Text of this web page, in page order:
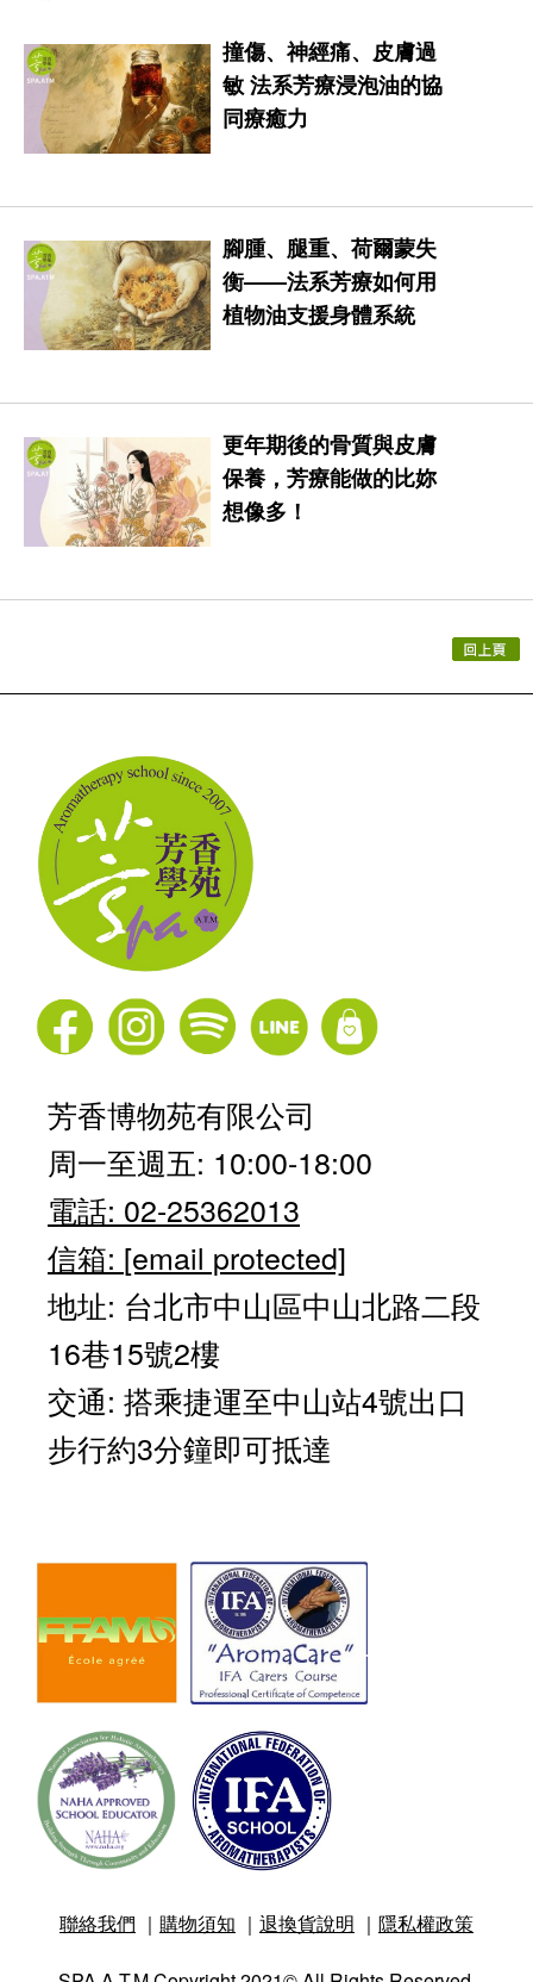
撞傷、神經痛、皮膚過
敏 法系芳療浸泡油的協
同療癒力
腳腫、腿重、荷爾蒙失
衡——法系芳療如何用
植物油支援身體系統
更年期後的骨質與皮膚
保養，芳療能做的比妳
想像多！
芳香博物苑有限公司
周一至週五: 10:00-18:00
電話: 02-25362013
信箱: [email protected]
地址: 台北市中山區中山北路二段
16巷15號2樓
交通: 搭乘捷運至中山站4號出口
步行約3分鐘即可抵達
聯絡我們 ｜ 購物須知 ｜ 退換貨說明 ｜ 隱私權政策